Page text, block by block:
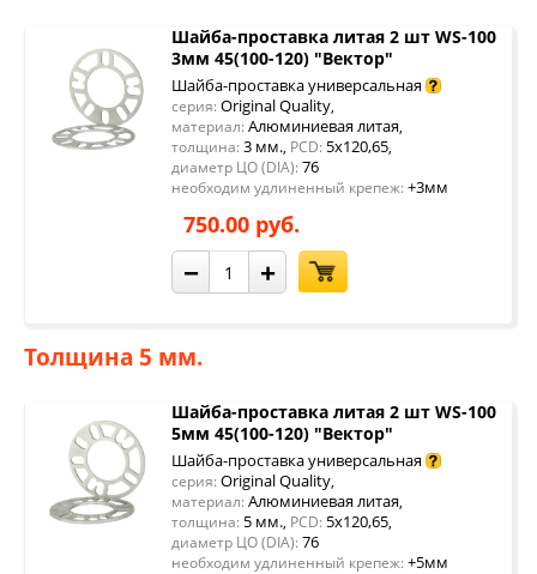
Шайба-проставка литая 2 шт WS-100
3мм 45(100-120) "Вектор"
Шайба-проставка универсальная
серия: Original Quality,
материал: Алюминиевая литая,
толщина: 3 мм., PCD: 5x120,65,
диаметр ЦО (DIA): 76
необходим удлиненный крепеж: +3мм
750.00 руб.
− +
Толщина 5 мм.
Шайба-проставка литая 2 шт WS-100
5мм 45(100-120) "Вектор"
Шайба-проставка универсальная
серия: Original Quality,
материал: Алюминиевая литая,
толщина: 5 мм., PCD: 5x120,65,
диаметр ЦО (DIA): 76
необходим удлиненный крепеж: +5мм